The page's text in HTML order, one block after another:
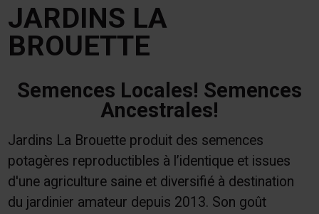
JARDINS LA
BROUETTE
Semences Locales! Semences
Ancestrales!
Jardins La Brouette produit des semences
potagères reproductibles à l’identique et issues
d'une agriculture saine et diversifié à destination
du jardinier amateur depuis 2013. Son goût